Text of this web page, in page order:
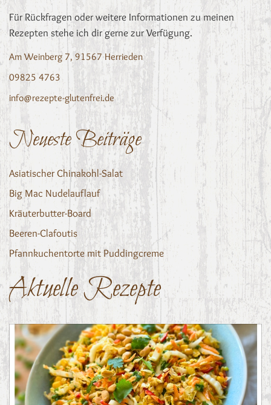
Für Rückfragen oder weitere Informationen zu meinen
Rezepten stehe ich dir gerne zur Verfügung.
Am Weinberg 7, 91567 Herrieden
09825 4763
info@rezepte-glutenfrei.de
Neueste Beiträge
Asiatischer Chinakohl-Salat
Big Mac Nudelauflauf
Kräuterbutter-Board
Beeren-Clafoutis
Pfannkuchentorte mit Puddingcreme
Aktuelle Rezepte